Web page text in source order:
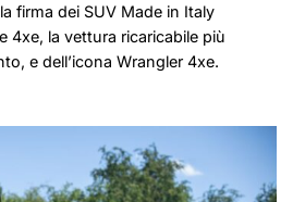
firma dei SUV Made in Italy
4xe, la vettura ricaricabile più
e dell’icona Wrangler 4xe.